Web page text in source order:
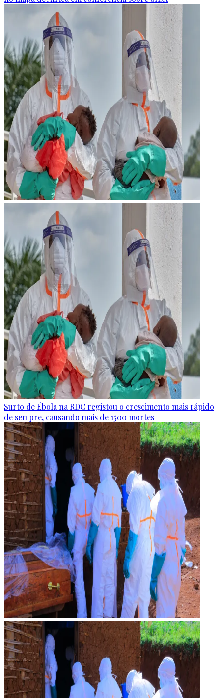
Surto de Ébola na RDC registou o crescimento mais rápido
de sempre, causando mais de 1500 mortes